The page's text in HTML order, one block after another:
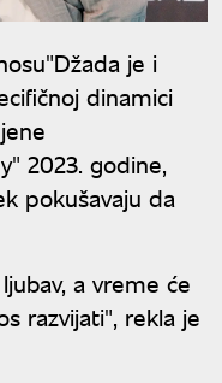
je i
dinamici
2023. godine,
pokušavaju da
a vreme će
razvijati", rekla je